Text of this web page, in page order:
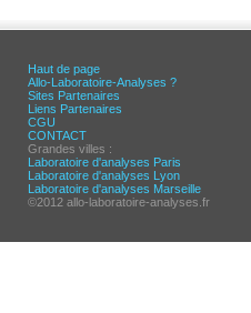
Haut de page
Allo-Laboratoire-Analyses ?
Sites Partenaires
Liens Partenaires
CGU
CONTACT
Grandes villes :
Laboratoire d'analyses Paris
Laboratoire d'analyses Lyon
Laboratoire d'analyses Marseille
©2012 allo-laboratoire-analyses.fr